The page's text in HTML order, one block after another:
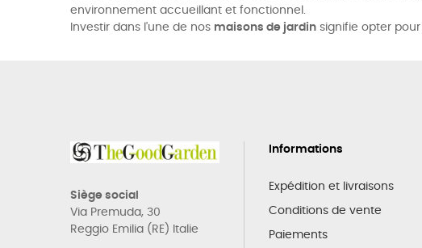
environnement accueillant et fonctionnel.
Investir dans l'une de nos maisons de jardin signifie opter
Siège social
Via Premuda, 30
Reggio Emilia (RE) Italie
Informations
Expédition et livraisons
Conditions de vente
Paiements